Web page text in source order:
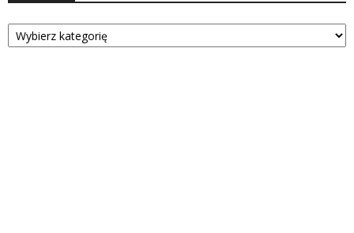
Kategorie